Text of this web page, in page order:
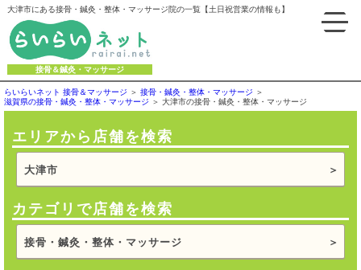
大津市にある接骨・鍼灸・整体・マッサージ院の一覧【土日祝営業の情報も】
接骨＆鍼灸・マッサージ
らいらいネット 接骨＆マッサージ
接骨・鍼灸・整体・マッサージ
滋賀県の接骨・鍼灸・整体・マッサージ
大津市の接骨・鍼灸・整体・マッサージ
エリアから店舗を検索
大津市
カテゴリで店舗を検索
接骨・鍼灸・整体・マッサージ